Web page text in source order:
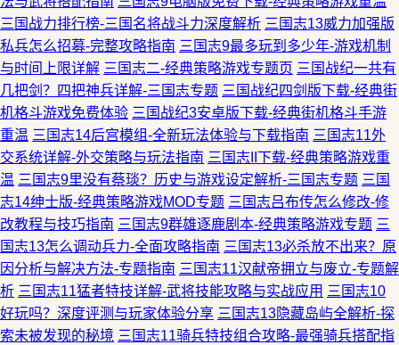
三国战力排行榜-三国名将战斗力深度解析 三国志13威力加强版
私兵怎么招募-完整攻略指南 三国志9最多玩到多少年-游戏机制
与时间上限详解 三国志二-经典策略游戏专题页 三国战纪一共有
几把剑？四把神兵详解-三国志专题 三国战纪四剑版下载-经典街
机格斗游戏免费体验 三国战纪3安卓版下载-经典街机格斗手游
重温 三国志14后宫模组-全新玩法体验与下载指南 三国志11外
交系统详解-外交策略与玩法指南 三国志II下载-经典策略游戏重
温 三国志9里没有蔡琰？历史与游戏设定解析-三国志专题 三国
志14绅士版-经典策略游戏MOD专题 三国志吕布传怎么修改-修
改教程与技巧指南 三国志9群雄逐鹿剧本-经典策略游戏专题 三
国志13怎么调动兵力-全面攻略指南 三国志13必杀放不出来？原
因分析与解决方法-专题指南 三国志11汉献帝拥立与废立-专题解
析 三国志11猛者特技详解-武将技能攻略与实战应用 三国志10
好玩吗？深度评测与玩家体验分享 三国志13隐藏岛屿全解析-探
索未被发现的秘境 三国志11骑兵特技组合攻略-最强骑兵搭配指